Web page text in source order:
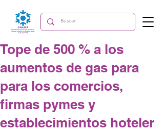
Tope de 500 % a los
aumentos de gas para
para los comercios,
firmas pymes y
establecimientos hoteler